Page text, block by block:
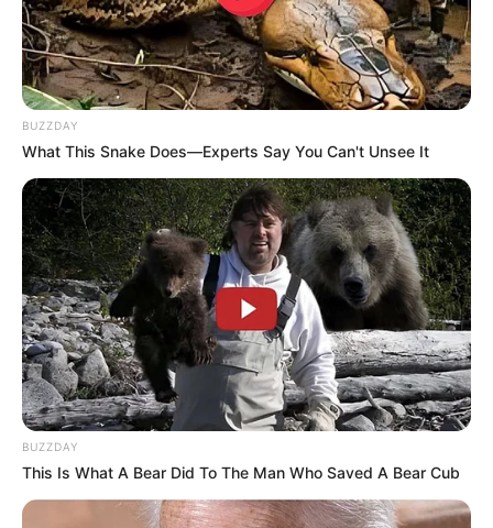
BUZZDAY
What This Snake Does—Experts Say You Can't Unsee It
BUZZDAY
This Is What A Bear Did To The Man Who Saved A Bear Cub